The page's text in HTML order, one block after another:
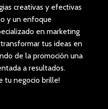
creativas y efectivas
y un enfoque
en marketing
tus ideas en
de la promoción una
a resultados.
tu negocio brille!